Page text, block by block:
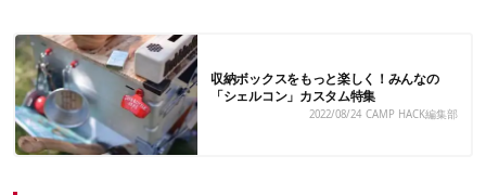
収納ボックスをもっと楽しく！みんなの
「シェルコン」カスタム特集
2022/08/24 CAMP HACK編集部